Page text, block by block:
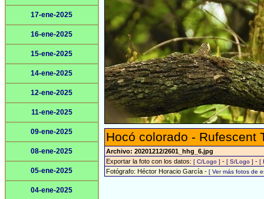
17-ene-2025
16-ene-2025
15-ene-2025
14-ene-2025
12-ene-2025
11-ene-2025
09-ene-2025
08-ene-2025
05-ene-2025
04-ene-2025
Hocó colorado - Rufescent
Archivo: 20201212/2601_hhg_6.jpg
Exportar la foto con los datos: [ C/Logo ] - [ S/Logo ] - [
Fotógrafo: Héctor Horacio García - [ Ver más fotos de